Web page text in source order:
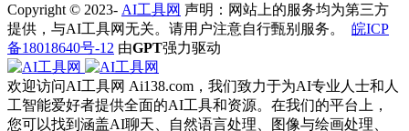
Copyright © 2023- AI工具网 声明：网站上的服务均为第三方
提供，与AI工具网无关。请用户注意自行甄别服务。 皖ICP
备18018640号-12 由GPT强力驱动
欢迎访问AI工具网 Ai138.com，我们致力于为AI专业人士和人
工智能爱好者提供全面的AI工具和资源。在我们的平台上，
您可以找到涵盖AI聊天、自然语言处理、图像与绘画处理、